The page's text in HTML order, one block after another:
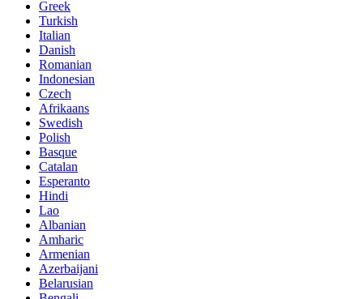
Greek
Turkish
Italian
Danish
Romanian
Indonesian
Czech
Afrikaans
Swedish
Polish
Basque
Catalan
Esperanto
Hindi
Lao
Albanian
Amharic
Armenian
Azerbaijani
Belarusian